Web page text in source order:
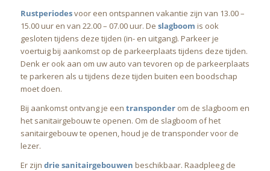
Rustperiodesvoor een ontspannen vakantie zijn van 13.00 –
15.00 uur en van 22.00 – 07.00 uur. De slagboom is ook
gesloten tijdens deze tijden (in- en uitgang). Parkeer je
voertuig bij aankomst op de parkeerplaats tijdens deze tijden.
Denk er ook aan om uw auto van tevoren op de parkeerplaats
te parkeren als u tijdens deze tijden buiten een boodschap
moet doen.
Bij aankomst ontvang je een transponderom de slagboom en
het sanitairgebouw te openen. Om de slagboom of het
sanitairgebouw te openen, houd je de transponder voor de
lezer.
Er zijn drie sanitairgebouwen beschikbaar. Raadpleeg de